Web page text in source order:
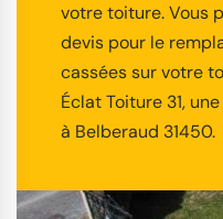
votre toiture. Vous
devis pour le
cassées sur votre
Éclat Toiture 31,
à Belberaud 31450.